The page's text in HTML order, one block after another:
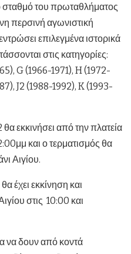
του πρωταθλήματος
περσινή αγωνιστική
επιλεγμένα ιστορικά
στις κατηγορίες:
G (1966-1971), H (1972-
J2 (1988-1992), K (1993-
εκκινήσει από την πλατεία
και ο τερματισμός θα
Αιγίου.
έχει εκκίνηση και
στις 10:00 και
να δουν από κοντά